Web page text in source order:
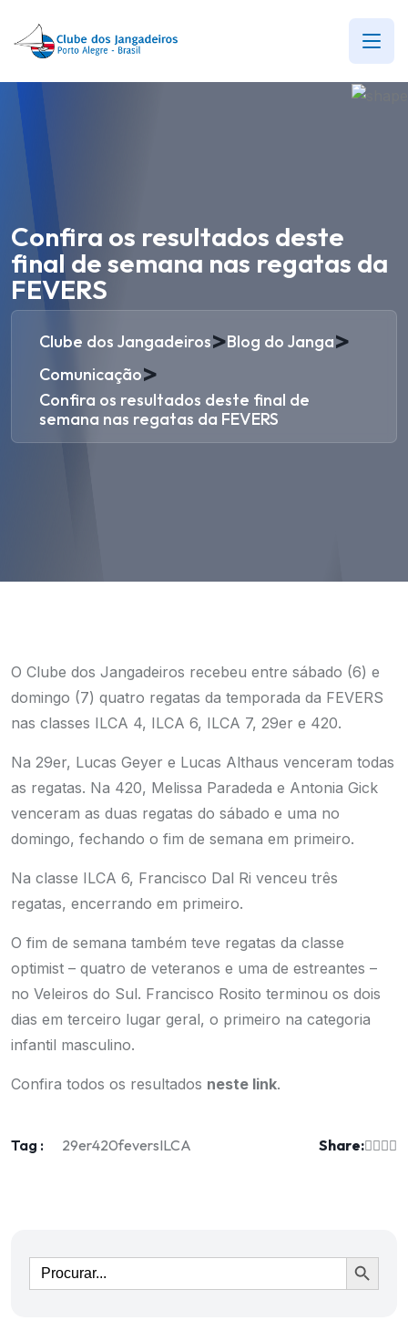
Confira os resultados deste
final de semana nas regatas da
FEVERS
Clube dos Jangadeiros>Blog do Janga>
Comunicação>
Confira os resultados deste final de
semana nas regatas da FEVERS
O Clube dos Jangadeiros recebeu entre sábado (6) e
domingo (7) quatro regatas da temporada da FEVERS
nas classes ILCA 4, ILCA 6, ILCA 7, 29er e 420.
Na 29er, Lucas Geyer e Lucas Althaus venceram todas
as regatas. Na 420, Melissa Paradeda e Antonia Gick
venceram as duas regatas do sábado e uma no
domingo, fechando o fim de semana em primeiro.
Na classe ILCA 6, Francisco Dal Ri venceu três
regatas, encerrando em primeiro.
O fim de semana também teve regatas da classe
optimist – quatro de veteranos e uma de estreantes –
no Veleiros do Sul. Francisco Rosito terminou os dois
dias em terceiro lugar geral, o primeiro na categoria
infantil masculino.
Confira todos os resultados neste link.
Tag : 29er420feversILCA Share:
Ir